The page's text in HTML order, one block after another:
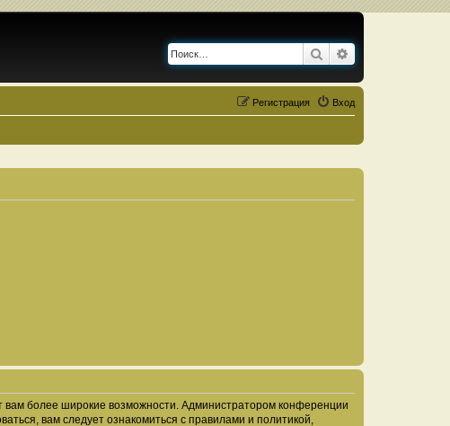
Поиск
Вход
Регистрация
вам более широкие возможности. Администратором конференции
вам следует ознакомиться с правилами и политикой,